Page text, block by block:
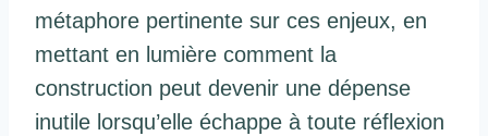
métaphore pertinente sur ces enjeux, en
mettant en lumière comment la
construction peut devenir une dépense
inutile lorsqu’elle échappe à toute réflexion